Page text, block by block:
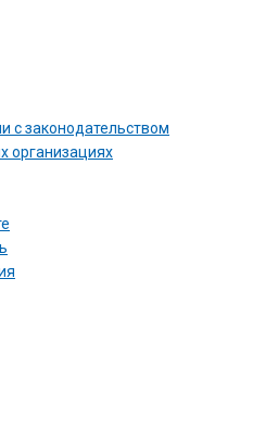
с законодательством
организациях